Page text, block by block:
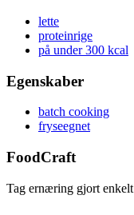
lette
proteinrige
på under 300 kcal
Egenskaber
batch cooking
fryseegnet
FoodCraft
Tag ernæring gjort enkelt